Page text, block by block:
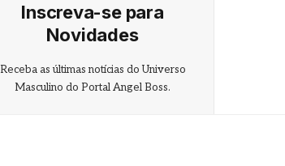
Inscreva-se para
Novidades
Receba as últimas notícias do Universo
Masculino do Portal Angel Boss.